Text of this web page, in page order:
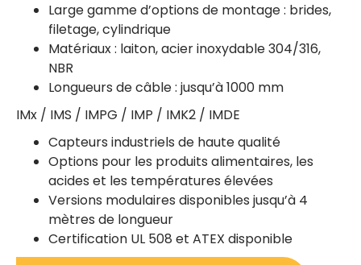
Large gamme d’options de montage : brides,
filetage, cylindrique
Matériaux : laiton, acier inoxydable 304/316,
NBR
Longueurs de câble : jusqu’à 1000 mm
IMx / IMS / IMPG / IMP / IMK2 / IMDE
Capteurs industriels de haute qualité
Options pour les produits alimentaires, les
acides et les températures élevées
Versions modulaires disponibles jusqu’à 4
mètres de longueur
Certification UL 508 et ATEX disponible